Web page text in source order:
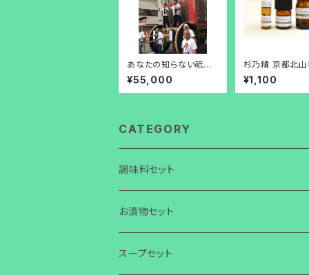
あなたの知らない祇園
祭 お話会
¥55,000
杉乃精 京都北山
onoka・杉精油
¥1,100
CATEGORY
調味料セット
お漬物セット
スープセット